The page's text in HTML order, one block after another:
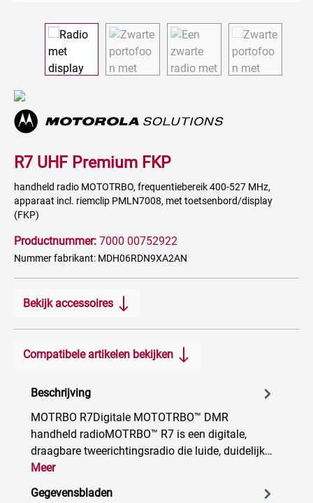
R7 UHF Premium FKP
handheld radio MOTOTRBO, frequentiebereik 400-527 MHz,
apparaat incl. riemclip PMLN7008, met toetsenbord/display
(FKP)
Productnummer: 7000 00752922
Nummer fabrikant: MDH06RDN9XA2AN
Bekijk accessoires
Compatibele artikelen bekijken
Beschrijving
MOTRBO R7Digitale MOTOTRBO™ DMR
handheld radioMOTRBO™ R7 is een digitale,
draagbare tweerichtingsradio die luide, duidelijk…
Meer
Gegevensbladen